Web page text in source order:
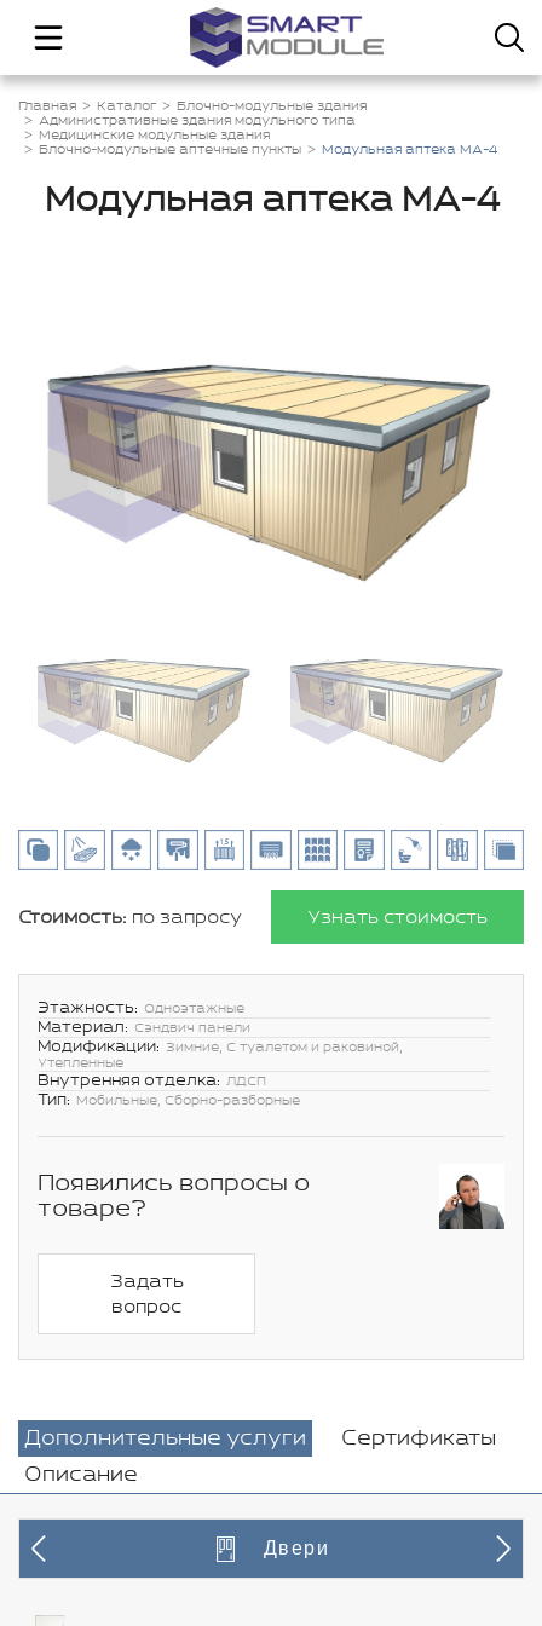
Главная Каталог
Блочно-модульные здания
Административные здания модульного типа
Медицинские модульные здания
Блочно-модульные аптечные пункты
Модульная аптека МА-4
Модульная аптека МА-4
Стоимость: по запросу Узнать стоимость
Этажность: Одноэтажные
Материал: Сэндвич панели
Модификации: Зимние, С туалетом и раковиной,
Утепленные
Внутренняя отделка: ЛДСП
Тип: Мобильные, Сборно-разборные
Появились вопросы о
товаре?
Задать
вопрос
Дополнительные услуги
Сертификаты
Описание
Двери